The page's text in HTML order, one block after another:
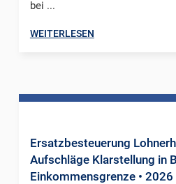
bei ...
WEITERLESEN
Ersatzbesteuerung
Aufschläge Klarstellung in
Einkommensgrenze • 2026